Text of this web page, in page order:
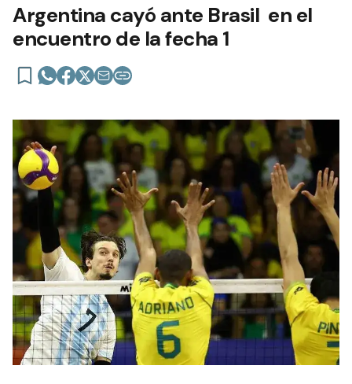
Argentina cayó ante Brasil en el
encuentro de la fecha 1